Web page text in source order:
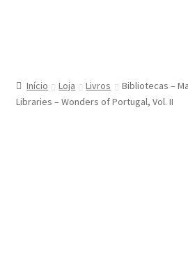
A minha conta
Início Loja Livros
Bibliotecas –
Libraries – Wonders of Portugal, Vol. II